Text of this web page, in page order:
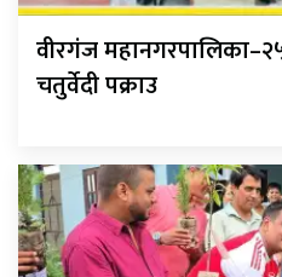
वीरगंज
चतुर्वेदी पक्राउ